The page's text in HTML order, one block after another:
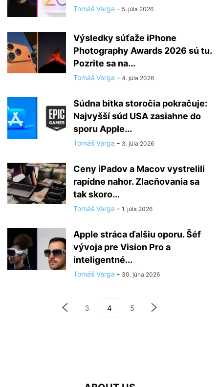
Tomáš Varga - 5. júla 2026
Výsledky súťaže iPhone
Photography Awards 2026 sú tu.
Pozrite sa na...
Tomáš Varga - 4. júla 2026
Súdna bitka storočia pokračuje:
Najvyšší súd USA zasiahne do
sporu Apple...
Tomáš Varga - 3. júla 2026
Ceny iPadov a Macov vystrelili
rapídne nahor. Zlacňovania sa
tak skoro...
Tomáš Varga - 1. júla 2026
Apple stráca ďalšiu oporu. Šéf
vývoja pre Vision Pro a
inteligentné...
Tomáš Varga - 30. júna 2026
3 4 5